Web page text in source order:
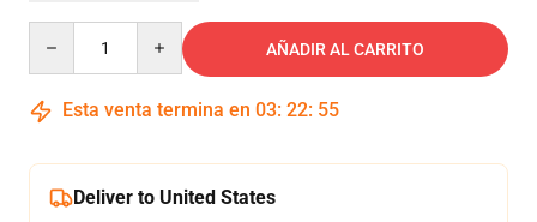
AÑADIR AL CARRITO
Esta venta termina en 03: 22: 54
Deliver to United States